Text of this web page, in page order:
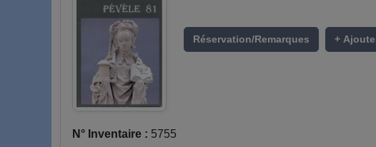
Réservation/Remarques +
N° Inventaire : 5755